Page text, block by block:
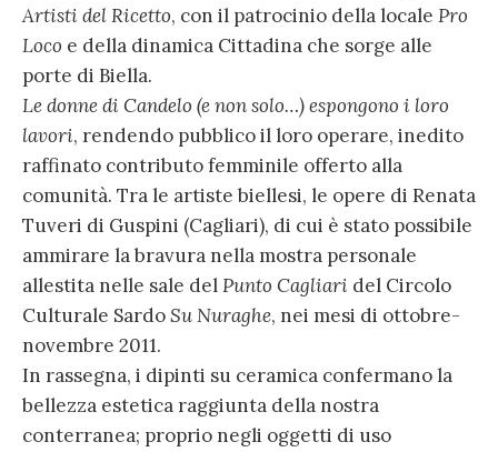
Artisti del Ricetto, con il patrocinio della locale Pro
Loco e della dinamica Cittadina che sorge alle
porte di Biella.
Le donne di Candelo (e non solo…) espongono i loro
lavori, rendendo pubblico il loro operare, inedito
raffinato contributo femminile offerto alla
comunità. Tra le artiste biellesi, le opere di Renata
Tuveri di Guspini (Cagliari), di cui è stato possibile
ammirare la bravura nella mostra personale
allestita nelle sale delPunto Cagliari del Circolo
Culturale SardoSu Nuraghe, nei mesi di ottobre-
novembre 2011.
In rassegna, i dipinti su ceramica confermano la
bellezza estetica raggiunta della nostra
conterranea; proprio negli oggetti di uso